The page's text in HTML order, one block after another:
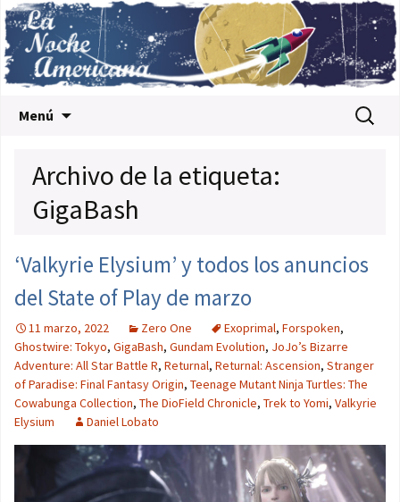
Menú Buscar:
Archivo de la etiqueta:
GigaBash
‘Valkyrie Elysium’ y todos los anuncios
del State of Play de marzo
11 marzo, 2022 Zero One Exoprimal, Forspoken,
Ghostwire: Tokyo, GigaBash, Gundam Evolution, JoJo’s Bizarre
Adventure: All Star Battle R, Returnal, Returnal: Ascension, Stranger
of Paradise: Final Fantasy Origin, Teenage Mutant Ninja Turtles: The
Cowabunga Collection, The DioField Chronicle, Trek to Yomi, Valkyrie
Elysium
Daniel Lobato